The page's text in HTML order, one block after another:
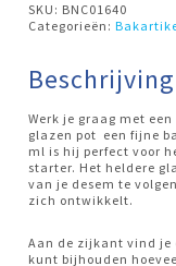
SKU: BNC01640
Categorieën:
Beschrijving
Werk je graag met
glazen pot een fijne
ml is hij perfect voor
starter. Het heldere
van je desem te
zich ontwikkelt.
Aan de zijkant vind je
kunt bijhouden